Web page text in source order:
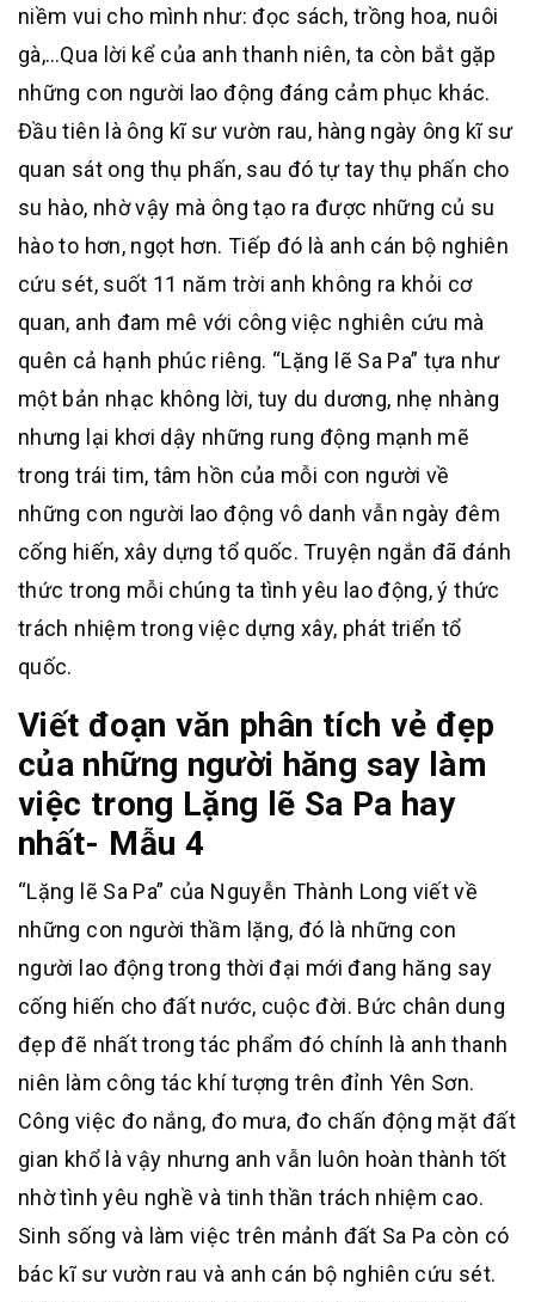
niềm vui cho mình như: đọc sách, trồng hoa, nuôi
gà,…Qua lời kể của anh thanh niên, ta còn bắt gặp
những con người lao động đáng cảm phục khác.
Đầu tiên là ông kĩ sư vườn rau, hàng ngày ông kĩ sư
quan sát ong thụ phấn, sau đó tự tay thụ phấn cho
su hào, nhờ vậy mà ông tạo ra được những củ su
hào to hơn, ngọt hơn. Tiếp đó là anh cán bộ nghiên
cứu sét, suốt 11 năm trời anh không ra khỏi cơ
quan, anh đam mê với công việc nghiên cứu mà
quên cả hạnh phúc riêng. “Lặng lẽ Sa Pa” tựa như
một bản nhạc không lời, tuy du dương, nhẹ nhàng
nhưng lại khơi dậy những rung động mạnh mẽ
trong trái tim, tâm hồn của mỗi con người về
những con người lao động vô danh vẫn ngày đêm
cống hiến, xây dựng tổ quốc. Truyện ngắn đã đánh
thức trong mỗi chúng ta tình yêu lao động, ý thức
trách nhiệm trong việc dựng xây, phát triển tổ
quốc.
Viết đoạn văn phân tích vẻ đẹp
của những người hăng say làm
việc trong Lặng lẽ Sa Pa hay
nhất- Mẫu 4
“Lặng lẽ Sa Pa” của Nguyễn Thành Long viết về
những con người thầm lặng, đó là những con
người lao động trong thời đại mới đang hăng say
cống hiến cho đất nước, cuộc đời. Bức chân dung
đẹp đẽ nhất trong tác phẩm đó chính là anh thanh
niên làm công tác khí tượng trên đỉnh Yên Sơn.
Công việc đo nắng, đo mưa, đo chấn động mặt đất
gian khổ là vậy nhưng anh vẫn luôn hoàn thành tốt
nhờ tình yêu nghề và tinh thần trách nhiệm cao.
Sinh sống và làm việc trên mảnh đất Sa Pa còn có
bác kĩ sư vườn rau và anh cán bộ nghiên cứu sét.